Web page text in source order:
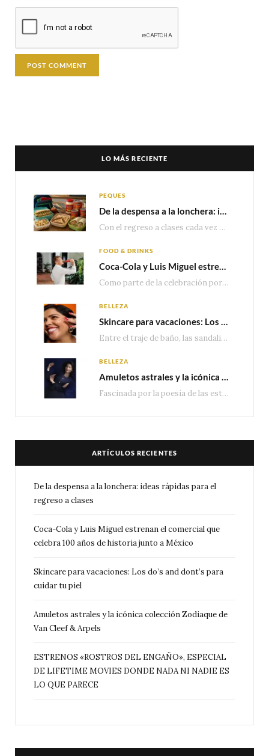
LO MÁS RECIENTE
PEQUES
De la despensa a la lonchera: ideas rápidas para el regreso a clases
Con el regreso a clases cada vez más cerca, las familias comienzan a reorganizar horarios,…
FOOD & DRINKS
Coca-Cola y Luis Miguel estrenan el comercial que celebra 100 años de historia junto a México
Como parte de la celebración por sus primeros 100 años enMéxico, Coca-Cola presenta hoy el…
BELLEZA
Skincare para vacaciones: Los do’s and dont’s para cuidar tu piel
Entre el traje de baño, las sandalias, los lentes de sol y los looks que…
BELLEZA
Amuletos astrales y la icónica colección Zodiaque de Van Cleef & Arpels
Fascinada por la poesía de las estrellas, la Maison Van Cleef & Arpels celebra la llegada de las…
ARTÍCULOS RECIENTES
De la despensa a la lonchera: ideas rápidas para el
regreso a clases
Coca-Cola y Luis Miguel estrenan el comercial que
celebra 100 años de historia junto a México
Skincare para vacaciones: Los do’s and dont’s para
cuidar tu piel
Amuletos astrales y la icónica colección Zodiaque de
Van Cleef & Arpels
ESTRENOS «ROSTROS DEL ENGAÑO», ESPECIAL
DE LIFETIME MOVIES DONDE NADA NI NADIE ES
LO QUE PARECE